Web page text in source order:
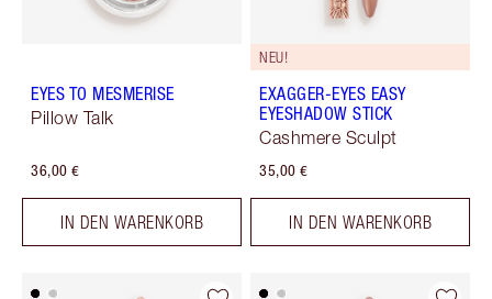
EYES TO MESMERISE
Pillow Talk
36,00 €
IN DEN WARENKORB
NEU!
EXAGGER-EYES EASY
EYESHADOW STICK
Cashmere Sculpt
35,00 €
IN DEN WARENKORB